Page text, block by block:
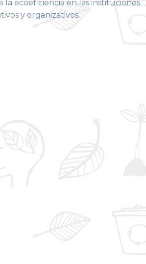
la ecoeficiencia en las instituciones
y organizativos.